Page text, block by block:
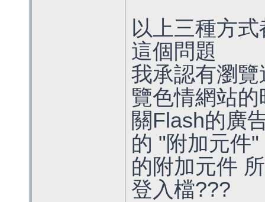
以上三種方
這個問題
我承認有瀏
覽色情網站
關Flash的廣
的 "附加元件
的附加元件
登入檔???